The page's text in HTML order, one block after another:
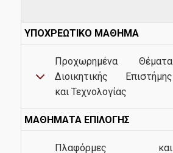
Επικοινωνία
ΥΠΟΧΡΕΩΤΙΚΟ ΜΑΘΗΜΑ
Προχωρημένα Θέματα
Διοικητικής Επιστήμης
και Τεχνολογίας
ΜΑΘΗΜΑΤΑ ΕΠΙΛΟΓΗΣ
Πλαφόρμες και